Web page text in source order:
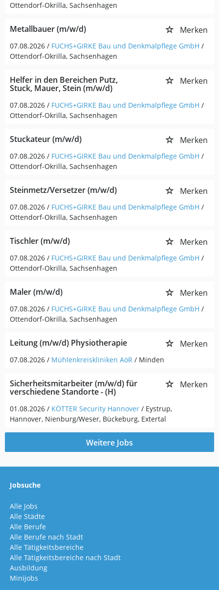
Ottendorf-Okrilla, Sachsenhagen
Metallbauer (m/w/d) Merken
07.08.2026 / FUCHS+GIRKE Bau und Denkmalpflege GmbH /
Ottendorf-Okrilla, Sachsenhagen
Helfer in den Bereichen Putz,
Stuck, Mauer, Stein (m/w/d)
Merken
07.08.2026 / FUCHS+GIRKE Bau und Denkmalpflege GmbH /
Ottendorf-Okrilla, Sachsenhagen
Stuckateur (m/w/d) Merken
07.08.2026 / FUCHS+GIRKE Bau und Denkmalpflege GmbH /
Ottendorf-Okrilla, Sachsenhagen
Steinmetz/Versetzer (m/w/d) Merken
07.08.2026 / FUCHS+GIRKE Bau und Denkmalpflege GmbH /
Ottendorf-Okrilla, Sachsenhagen
Tischler (m/w/d) Merken
07.08.2026 / FUCHS+GIRKE Bau und Denkmalpflege GmbH /
Ottendorf-Okrilla, Sachsenhagen
Maler (m/w/d) Merken
07.08.2026 / FUCHS+GIRKE Bau und Denkmalpflege GmbH /
Ottendorf-Okrilla, Sachsenhagen
Leitung (m/w/d) Physiotherapie Merken
07.08.2026 / Mühlenkreiskliniken AöR / Minden
Sicherheitsmitarbeiter (m/w/d) für
verschiedene Standorte - (H)
Merken
01.08.2026 / KÖTTER Security Hannover / Eystrup,
Hannover, Nienburg/Weser, Bückeburg, Extertal
Weitere Jobs
Jobsuche
Alle Jobs
Alle Städte
Alle Berufe
Alle Berufe nach Stadt
Alle Tätigkeitsbereiche
Alle Tätigkeitsbereiche nach Stadt
Ausbildung
Minijobs